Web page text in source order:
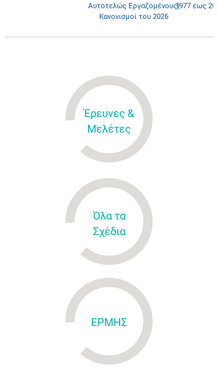
Αυτοτελώς Εργαζομένους)
Κανονισμοί του 2026
1977 έως
Έρευνες &
Μελέτες
Όλα τα
Σχέδια
ΕΡΜΗΣ